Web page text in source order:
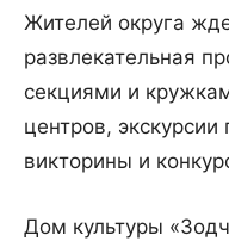
Жителей округа
развлекательная
секциями и
центров,
викторины и
Дом культуры